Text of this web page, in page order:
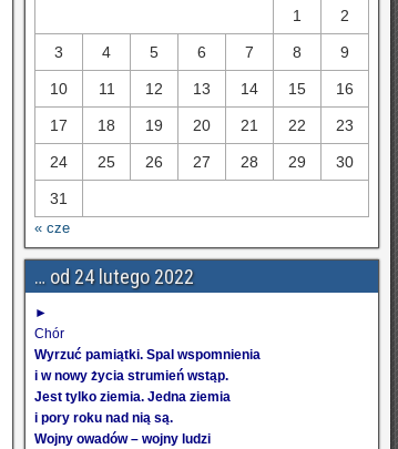
1 2
3 4 5 6 7 8 9
10 11 12 13 14 15 16
17 18 19 20 21 22 23
24 25 26 27 28 29 30
31
« cze
… od 24 lutego 2022
►
Chór
Wyrzuć pamiątki. Spal wspomnienia
i w nowy życia strumień wstąp.
Jest tylko ziemia. Jedna ziemia
i pory roku nad nią są.
Wojny owadów – wojny ludzi